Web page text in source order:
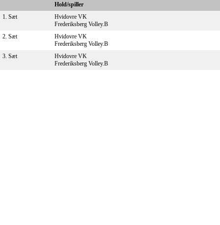
Hold/spiller
1. Sæt
Hvidovre VK
Frederiksberg Volley.B
2. Sæt
Hvidovre VK
Frederiksberg Volley.B
3. Sæt
Hvidovre VK
Frederiksberg Volley.B